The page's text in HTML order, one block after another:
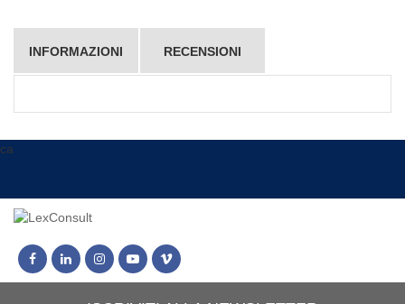
INFORMAZIONI RECENSIONI
ca